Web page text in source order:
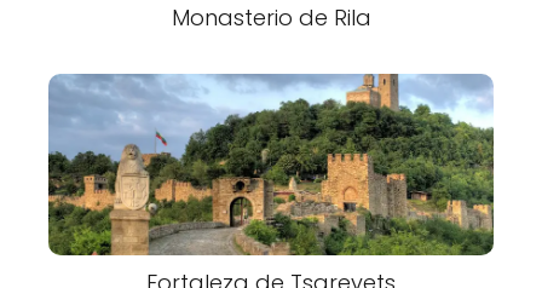
Monasterio de Rila